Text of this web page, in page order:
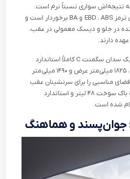
نتیجه‌اش سواری نسبتاً نرم است.
ABS ، EBD و BA برخوردار است و
در جلو و دیسک معمولی در عقب،
دارند.
یک سدان سگمنت Cکاملاً استاندارد
است: ۴۷۱۰ میلی‌متر طول، ۱۸۲۵ میلی‌متر عرض و ۱۴۹۰ میلی‌متر
فضای مناسبی را برای سرنشینان عقب
فراهم کرده است. ظرفیت باک سوخت ۴۸ لیتر و استاندارد
.
جوان‌پسند و هماهنگ